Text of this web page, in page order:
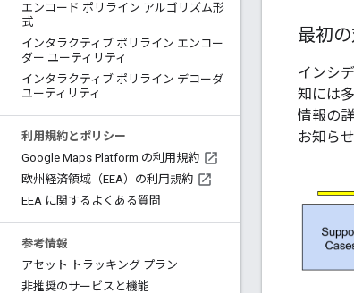
エンコード ポリライン アルゴリズム形
式
インタラクティブ ポリライン エンコー
ダー ユーティリティ
インタラクティブ ポリライン デコーダ
ユーティリティ
利用規約とポリシー
Google Maps Platform の利用規約
欧州経済領域（EEA）の利用規約
EEA に関するよくある質問
参考情報
アセット トラッキング プラン
非推奨のサービスと機能
最初
インシ
知には
情報の
お知ら